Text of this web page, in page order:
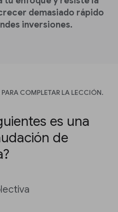
demasiado rápido
inversiones.
PARA COMPLETAR LA LECCIÓN.
es una
de